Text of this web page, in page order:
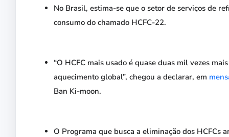
No Brasil, estima-se que o setor de serviços de
consumo do chamado HCFC-22.
“O HCFC mais usado é quase duas mil vezes
aquecimento global”, chegou a declarar, em
Ban Ki-moon.
O Programa que busca a eliminação dos HCFCs